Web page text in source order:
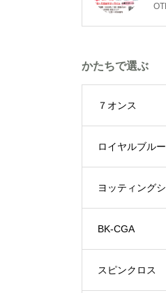
かたちで選ぶ
７オンス
ロイヤルブル
ヨッティング
BK-CGA
スピンクロス